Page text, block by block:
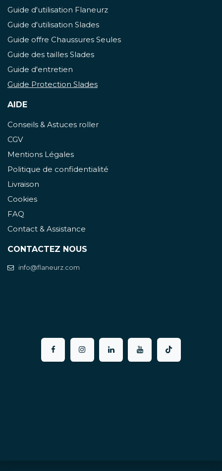
Guide d'utilisation Flaneurz
Guide d'utilisation Slades
Guide offre Chaussures Seules
Guide des tailles Slades
Guide d'entretien
Guide Protection Slades
AIDE
Conseils & Astuces roller
CGV
Mentions Légales
Politique de confidentialité
Livraison
Cookies
FAQ
Contact & Assistance
CONTACTEZ NOUS
info@flaneurz.com